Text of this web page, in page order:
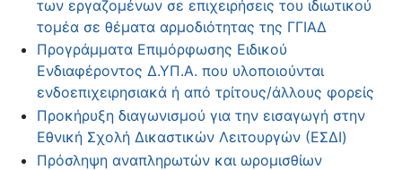
των εργαζομένων σε επιχειρήσεις του ιδιωτικού
τομέα σε θέματα αρμοδιότητας της ΓΓΙΑΔ
Προγράμματα Επιμόρφωσης Ειδικού
Ενδιαφέροντος Δ.ΥΠ.Α. που υλοποιούνται
ενδοεπιχειρησιακά ή από τρίτους/άλλους φορείς
Προκήρυξη διαγωνισμού για την εισαγωγή στην
Εθνική Σχολή Δικαστικών Λειτουργών (ΕΣΔΙ)
Πρόσληψη αναπληρωτών και ωρομισθίων